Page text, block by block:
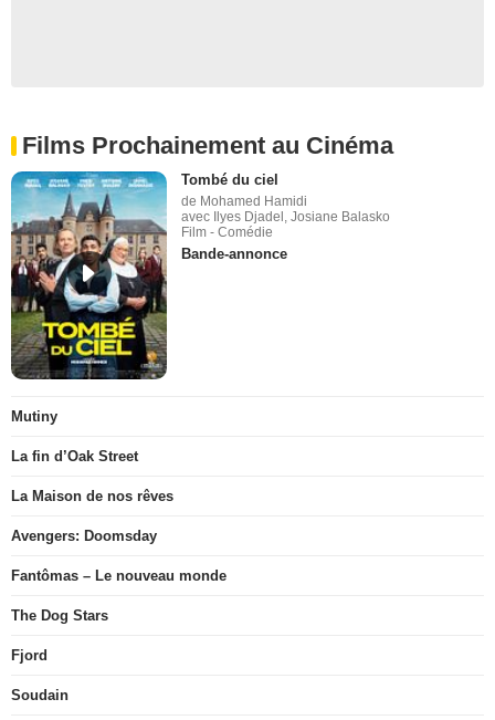
Films Prochainement au Cinéma
Tombé du ciel
de Mohamed Hamidi
avec Ilyes Djadel, Josiane Balasko
Film - Comédie
Bande-annonce
Mutiny
La fin d’Oak Street
La Maison de nos rêves
Avengers: Doomsday
Fantômas – Le nouveau monde
The Dog Stars
Fjord
Soudain